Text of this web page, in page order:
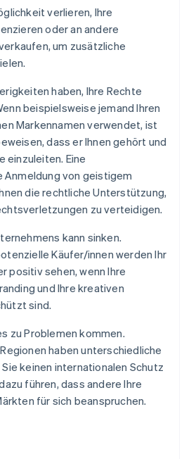
verlieren, Ihre
oder an andere
um zusätzliche
haben, Ihre Rechte
beispielsweise jemand Ihren
Markennamen verwendet, ist
dass er Ihnen gehört und
einzuleiten. Eine
Anmeldung von geistigem
die rechtliche Unterstützung,
zu verteidigen.
kann sinken.
Käufer/innen werden Ihr
positiv sehen, wenn Ihre
und Ihre kreativen
sind.
zu Problemen kommen.
haben unterschiedliche
Sie keinen internationalen Schutz
führen, dass andere Ihre
für sich beanspruchen.